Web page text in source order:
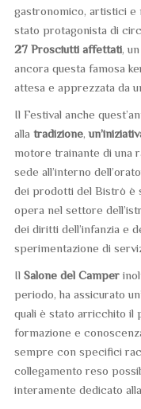
gastronomico, artistici e
stato protagonista di
27 Prosciutti affettati,
ancora questa famosa
attesa e apprezzata da
Il Festival anche
alla tradizione,
motore trainante di una
sede all’interno
dei prodotti del Bistrò è
opera nel settore
dei diritti dell’infanzia e
sperimentazione di
Il Salone del Camper
periodo, ha assicurato
quali è stato arricchito il
formazione e
sempre con specifici
collegamento reso
interamente dedicato